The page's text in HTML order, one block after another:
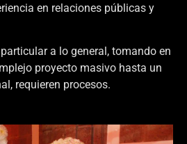
en relaciones públicas y
a lo general, tomando en
proyecto masivo hasta un
requieren procesos.